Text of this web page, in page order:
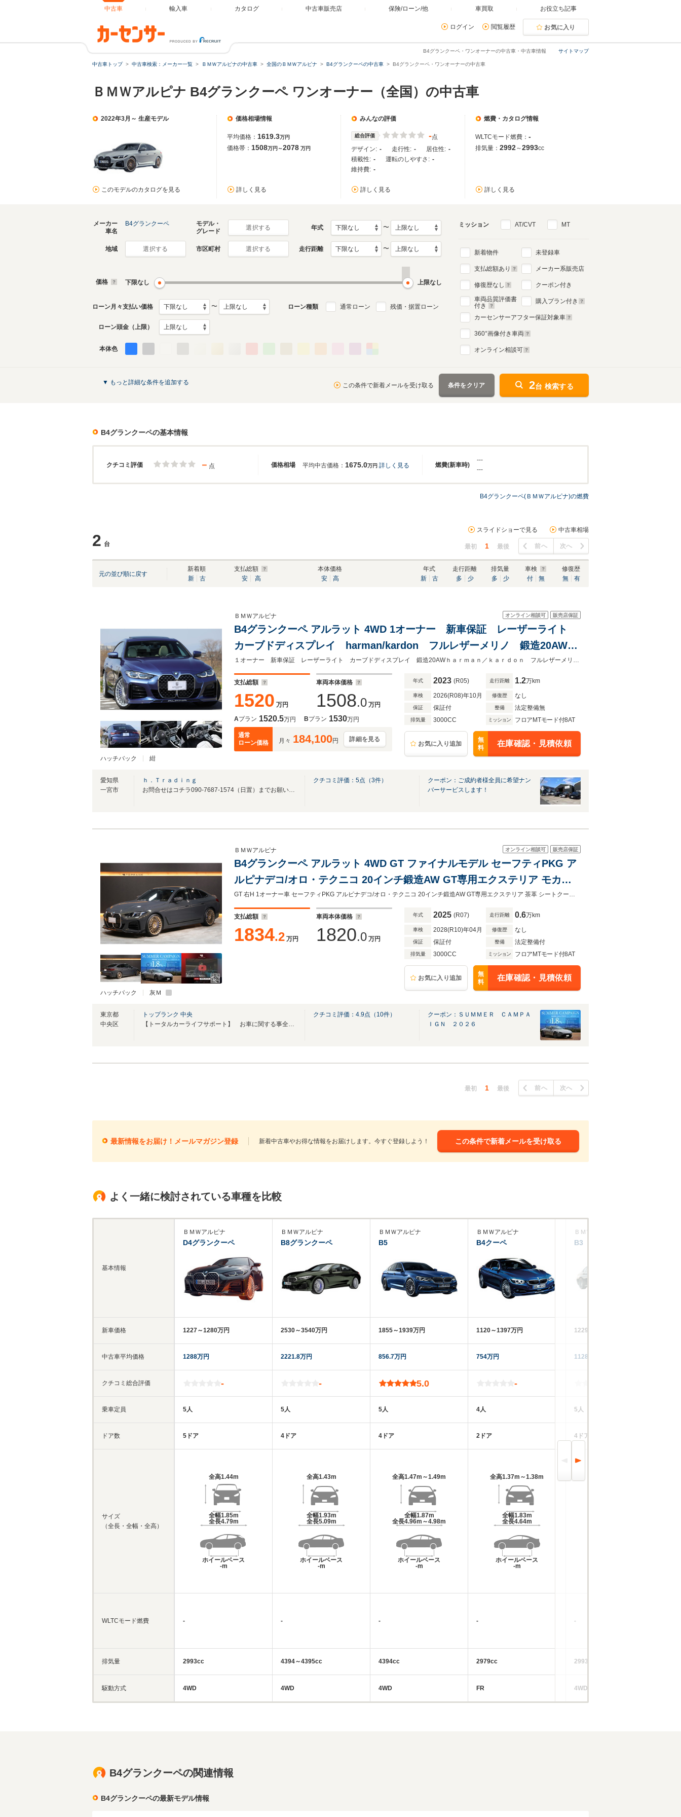
中古車 輸入車 カタログ 中古車販売店 保険/ローン/他 車買取 お役立ち記事
ログイン 閲覧履歴 お気に入り
サイトマップ
B4グランクーペ・ワンオーナーの中古車・中古車情報
中古車トップ 中古車検索：メーカー一覧 ＢＭＷアルピナの中古車 全国のＢＭＷアルピナ B4グランクーペの中古車 B4グランクーペ・ワンオーナーの中古車
ＢＭＷアルピナ B4グランクーペ ワンオーナー（全国）の中古車
2022年3月～ 生産モデル
このモデルのカタログを見る
価格相場情報
平均価格： 1619.3万円
価格帯： 1508万円～2078 万円
詳しく見る
みんなの評価
総合評価 -点
デザイン: - 走行性: - 居住性: -
積載性: - 運転のしやすさ: -
維持費: -
詳しく見る
燃費・カタログ情報
WLTCモード燃費： -
排気量： 2992～2993cc
詳しく見る
メーカー
車名
B4グランクーペ
モデル・
グレード
選択する 年式 〜
地域 選択する 市区町村 選択する 走行距離 〜
価格 下限なし 上限なし
ローン月々支払い価格 〜 ローン種類 通常ローン 残価・据置ローン
ローン頭金（上限）
本体色
ミッション AT/CVT MT
新着物件
支払総額あり
修復歴なし
車両品質評価書
付き
未登録車
メーカー系販売店
クーポン付き
購入プラン付き
カーセンサーアフター保証対象車
360°画像付き車両
オンライン相談可
▼ もっと詳細な条件を追加する この条件で新着メールを受け取る 条件をクリア 2台 検索する
B4グランクーペの基本情報
クチコミ評価 価格相場 燃費(新車時)
－ 点 平均中古価格： 1675.0万円 詳しく見る
---
---
B4グランクーペ(ＢＭＷアルピナ)の燃費
2 台
スライドショーで見る 中古車相場
最初 1 最後 前へ 次へ
元の並び順に戻す
新着順
新
古
支払総額
安
高
本体価格
安
高
年式
新
古
走行距離
多
少
排気量
多
少
車検
付
無
修復歴
無
有
ハッチバック 紺
オンライン相談可 販売店保証
ＢＭＷアルピナ
B4グランクーペ アルラット 4WD 1オーナー 新車保証 レーザーライト
カーブドディスプレイ harman/kardon フルレザーメリノ 鍛造20AW
OPブレーキ ドライビングアシストプロフェッショナル HUD ACC ア
クティブプロテクション Pトランク
１オーナー 新車保証 レーザーライト カーブドディスプレイ 鍛造20AWｈａｒｍａｎ／ｋａｒｄｏｎ フルレザーメリノ 高性能ブレーキ ＨＵＤ ACC パノラマSR Pトランク
支払総額
1520 万円
車両本体価格
1508.0 万円
Aプラン 1520.5万円 Bプラン 1530万円
通常
ローン価格
月々 184,100円 詳細を見る
年式 2023 (R05) 走行距離 1.2万km
車検 2026(R08)年10月 修復歴 なし
保証 保証付 整備 法定整備無
排気量 3000CC ミッション フロアMTモード付8AT
お気に入り追加
無
料
在庫確認・見積依頼
愛知県
一宮市
ｈ．Ｔｒａｄｉｎｇ
お問合せはコチラ090-7687-1574（日置）までお願いします。
クチコミ評価： 5点（3件）
クーポン：ご成約者様全員に希望ナン
バーサービスします！
ハッチバック 灰Ｍ
オンライン相談可 販売店保証
ＢＭＷアルピナ
B4グランクーペ アルラット 4WD GT ファイナルモデル セーフティPKG ア
ルピナデコ/オロ・テクニコ 20インチ鍛造AW GT専用エクステリア モカレ
ザー シートベンチレーター/ヒーター 1オーナー
GT 右H 1オーナー車 セーフティPKG アルピナデコ/オロ・テクニコ 20インチ鍛造AW GT専用エクステリア 茶革 シートクーラー HUD TV サラウンドビュー ドライビングアシスト 新車保証
支払総額
1834.2 万円
車両本体価格
1820.0 万円
年式 2025 (R07) 走行距離 0.6万km
車検 2028(R10)年04月 修復歴 なし
保証 保証付 整備 法定整備付
排気量 3000CC ミッション フロアMTモード付8AT
お気に入り追加
無
料
在庫確認・見積依頼
東京都
中央区
トップランク 中央
【トータルカーライフサポート】 お車に関する事全てをサポート致します。
クチコミ評価： 4.9点（ 10件）
クーポン：ＳＵＭＭＥＲ ＣＡＭＰＡ
ＩＧＮ ２０２６
最初 1 最後 前へ 次へ
最新情報をお届け！メールマガジン登録 新着中古車やお得な情報をお届けします。今すぐ登録しよう！ この条件で新着メールを受け取る
よく一緒に検討されている車種を比較
基本情報
新車価格
中古車平均価格
クチコミ総合評価
乗車定員
ドア数
サイズ
（全長・全幅・全高）
WLTCモード燃費
排気量
駆動方式
ＢＭＷアルピナ
D4グランクーペ
1227～1280万円
1288万円
-
5人
5ドア
全高1.44m
全幅1.85m
全長4.79m
ホイールベース
-m
-
2993cc
4WD
ＢＭＷアルピナ
B8グランクーペ
2530～3540万円
2221.8万円
-
5人
4ドア
全高1.43m
全幅1.93m
全長5.09m
ホイールベース
-m
-
4394～4395cc
4WD
ＢＭＷアルピナ
B5
1855～1939万円
856.7万円
5.0
5人
4ドア
全高1.47m～1.49m
全幅1.87m
全長4.96m～4.98m
ホイールベース
-m
-
4394cc
4WD
ＢＭＷアルピナ
B4クーペ
1120～1397万円
754万円
-
4人
2ドア
全高1.37m～1.38m
全幅1.83m
全長4.64m
ホイールベース
-m
-
2979cc
FR
ＢＭＷアルピナ
B3
1229～1258万円
1128.1万円
5人
4ドア
-
2993cc
4WD
B4グランクーペの関連情報
B4グランクーペの最新モデル情報